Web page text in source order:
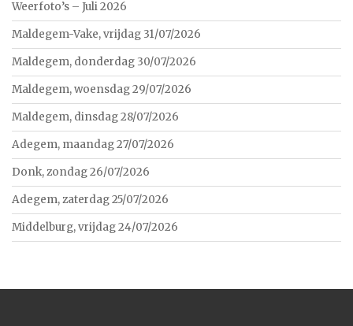
Weerfoto’s – Juli 2026
Maldegem-Vake, vrijdag 31/07/2026
Maldegem, donderdag 30/07/2026
Maldegem, woensdag 29/07/2026
Maldegem, dinsdag 28/07/2026
Adegem, maandag 27/07/2026
Donk, zondag 26/07/2026
Adegem, zaterdag 25/07/2026
Middelburg, vrijdag 24/07/2026